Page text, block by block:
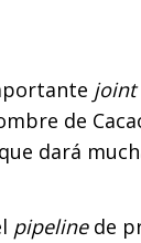
joint
de
dará
pipelinede